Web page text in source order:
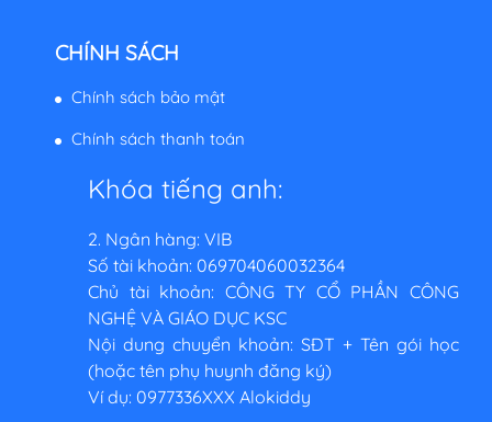
CHÍNH SÁCH
Chính sách bảo mật
Chính sách thanh toán
Khóa tiếng anh:
2. Ngân hàng: VIB
Số tài khoản: 069704060032364
Chủ tài khoản: CÔNG TY CỔ PHẦN CÔNG
NGHỆ VÀ GIÁO DỤC KSC
Nội dung chuyển khoản: SĐT + Tên gói học
(hoặc tên phụ huynh đăng ký)
Ví dụ: 0977336XXX Alokiddy